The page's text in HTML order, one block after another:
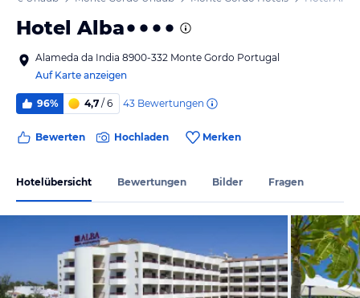
Hotel Alba
Alameda da India 8900-332 Monte Gordo Portugal
Auf Karte anzeigen
96% 4,7 / 6 43 Bewertungen
Bewerten Hochladen Merken
Hotelübersicht Bewertungen Bilder Fragen